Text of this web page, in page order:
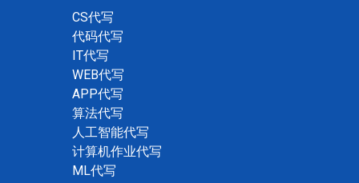
CS代写
代码代写
IT代写
WEB代写
APP代写
算法代写
人工智能代写
计算机作业代写
ML代写